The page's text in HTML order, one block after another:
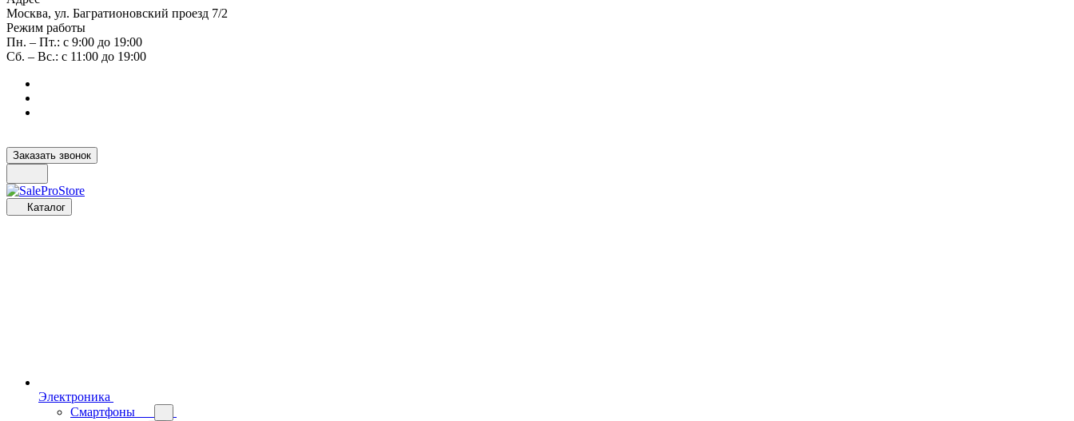
Москва, ул. Багратионовский проезд 7/2
Режим работы
Пн. – Пт.: с 9:00 до 19:00
Сб. – Вс.: с 11:00 до 19:00
Заказать звонок
Каталог
Электроника
Смартфоны